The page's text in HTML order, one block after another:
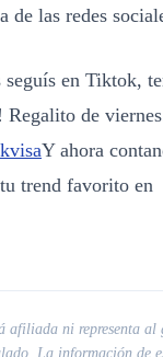
de las redes
en Tiktok,
de
Y ahora
trend favorito en
afiliada ni representa al
La información de